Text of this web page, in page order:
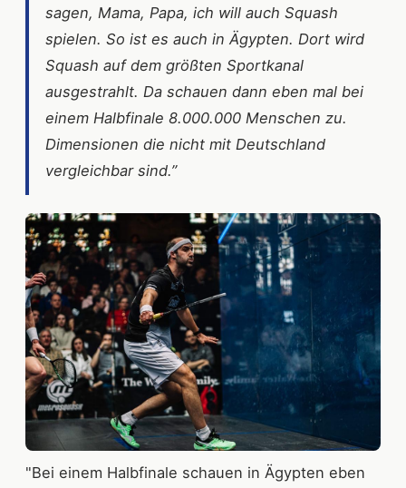
sagen, Mama, Papa, ich will auch Squash
spielen. So ist es auch in Ägypten. Dort wird
Squash auf dem größten Sportkanal
ausgestrahlt. Da schauen dann eben mal bei
einem Halbfinale 8.000.000 Menschen zu.
Dimensionen die nicht mit Deutschland
vergleichbar sind.”
"Bei einem Halbfinale schauen in Ägypten eben